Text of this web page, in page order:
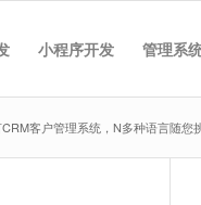
小程序开发 管理系
客户管理系统，N多种语言随